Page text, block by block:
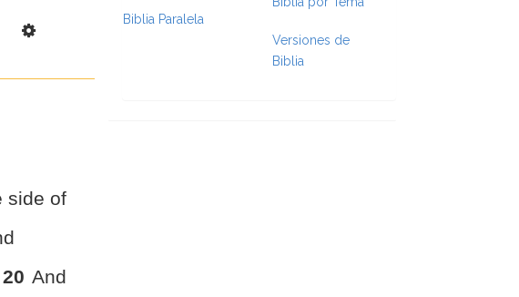
Scripture Formatting
side of
20 And
Biblia Paralela
Versiones de
Biblia